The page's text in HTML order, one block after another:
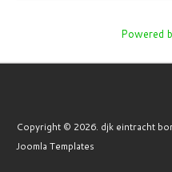
Powered
Copyright © 2026. djk eintracht
Joomla Templates